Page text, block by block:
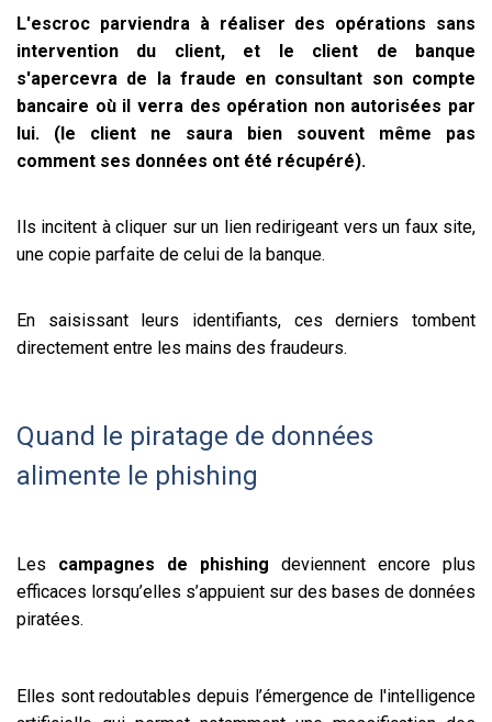
L'escroc parviendra à réaliser des opérations sans
intervention du client, et le client de banque
s'apercevra de la fraude en consultant son compte
bancaire où il verra des opération non autorisées par
lui. (le client ne saura bien souvent même pas
comment ses données ont été récupéré).
Ils incitent à cliquer sur un lien redirigeant vers un faux site,
une copie parfaite de celui de la banque.
En saisissant leurs identifiants, ces derniers tombent
directement entre les mains des fraudeurs.
Quand le piratage de données
alimente le phishing
Les campagnes de phishing deviennent encore plus
efficaces lorsqu’elles s’appuient sur des bases de données
piratées.
Elles sont redoutables depuis l’émergence de l'intelligence